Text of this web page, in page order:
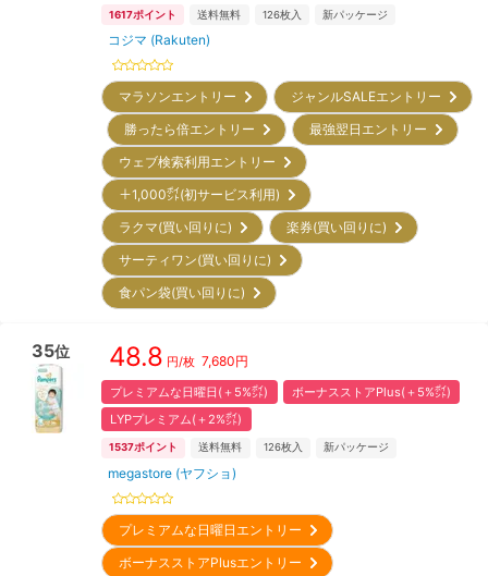
1617ポイント 送料無料 126枚入 新パッケージ
コジマ (Rakuten)
マラソンエントリー
ジャンルSALEエントリー
勝ったら倍エントリー
最強翌日エントリー
ウェブ検索利用エントリー
＋1,000㌽(初サービス利用)
ラクマ(買い回りに)
楽券(買い回りに)
サーティワン(買い回りに)
食パン袋(買い回りに)
35位 48.8 円/枚 7,680円
プレミアムな日曜日(＋5%㌽)
ボーナスストアPlus(＋5%㌽)
LYPプレミアム(＋2%㌽)
1537ポイント 送料無料 126枚入 新パッケージ
megastore (ヤフショ)
プレミアムな日曜日エントリー
ボーナスストアPlusエントリー